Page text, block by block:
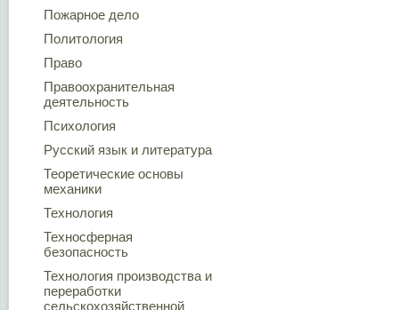
Пожарное дело
Политология
Право
Правоохранительная
деятельность
Психология
Русский язык и литература
Теоретические основы
механики
Технология
Техносферная
безопасность
Технология производства и
переработки
сельскохозяйственной